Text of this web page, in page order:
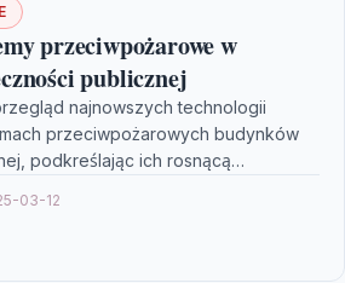
przeciwpożarowe w
publicznej
najnowszych technologii
przeciwpożarowych budynków
podkreślając ich rosnącą
03-12